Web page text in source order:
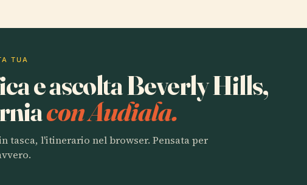
TUA
e ascolta Beverly Hills,
con Audiala.
tasca, l'itinerario nel browser. Pensata per